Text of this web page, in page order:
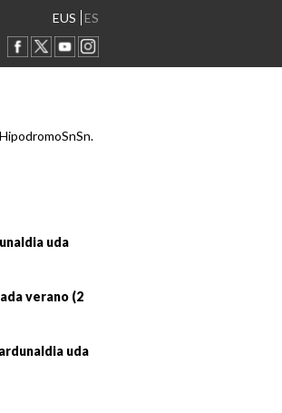
EUS ES
uda
verano (2
uda